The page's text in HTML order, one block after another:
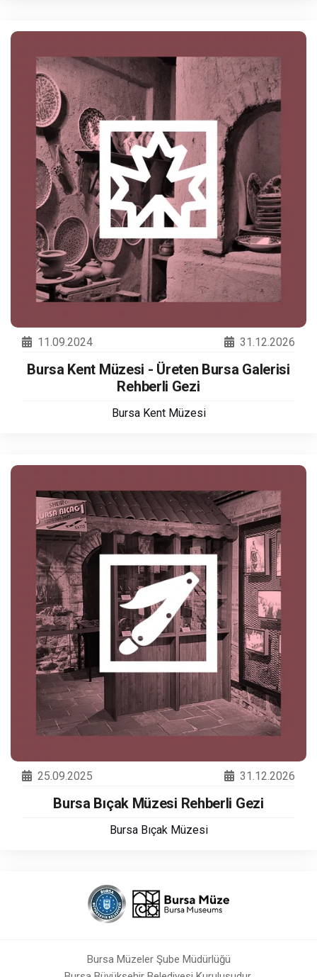
11.09.2024 31.12.2026
Bursa Kent Müzesi - Üreten Bursa Galerisi
Rehberli Gezi
Bursa Kent Müzesi
25.09.2025 31.12.2026
Bursa Bıçak Müzesi Rehberli Gezi
Bursa Bıçak Müzesi
Bursa Müzeler Şube Müdürlüğü